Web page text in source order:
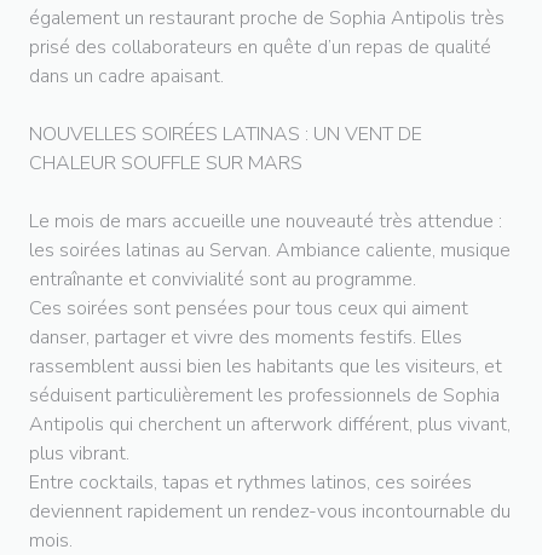
également un restaurant proche de Sophia Antipolis très
prisé des collaborateurs en quête d’un repas de qualité
dans un cadre apaisant.
NOUVELLES SOIRÉES LATINAS : UN VENT DE
CHALEUR SOUFFLE SUR MARS
Le mois de mars accueille une nouveauté très attendue :
les soirées latinas au Servan. Ambiance caliente, musique
entraînante et convivialité sont au programme.
Ces soirées sont pensées pour tous ceux qui aiment
danser, partager et vivre des moments festifs. Elles
rassemblent aussi bien les habitants que les visiteurs, et
séduisent particulièrement les professionnels de Sophia
Antipolis qui cherchent un afterwork différent, plus vivant,
plus vibrant.
Entre cocktails, tapas et rythmes latinos, ces soirées
deviennent rapidement un rendez-vous incontournable du
mois.